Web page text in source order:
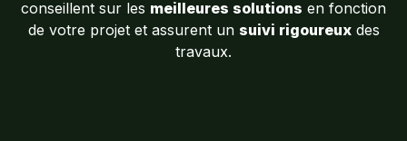
conseillent sur les meilleures solutions en fonction
de votre projet et assurent un suivi rigoureuxdes
travaux.